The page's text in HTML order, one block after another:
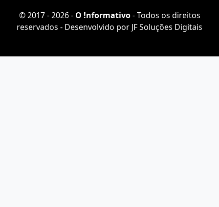
© 2017 - 2026 - O ǃnformativo- Todos os direitos
reservados - Desenvolvido por JF Soluções Digitais